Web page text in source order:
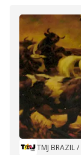
TMJ BRAZIL/